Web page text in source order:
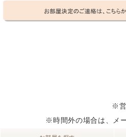
※
※時間外の場合は、メ